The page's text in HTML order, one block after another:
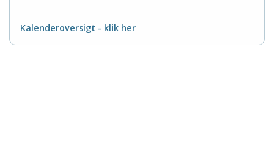
Kalenderoversigt - klik her